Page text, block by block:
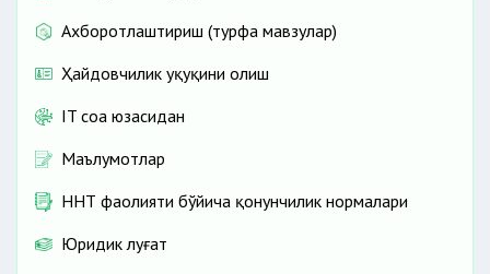
Ахборотлаштириш (турфа мавзулар)
Ҳайдовчилик ҳуқуқини олиш
IT соҳа юзасидан
Маълумотлар
ННТ фаолияти бўйича қонунчилик нормалари
Юридик луғат